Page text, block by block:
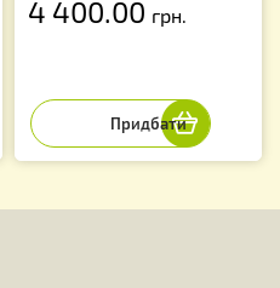
4 400.00 грн.